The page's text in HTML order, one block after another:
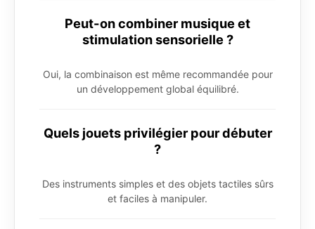
Peut-on combiner musique et
stimulation sensorielle ?
Oui, la combinaison est même recommandée pour
un développement global équilibré.
Quels jouets privilégier pour débuter
?
Des instruments simples et des objets tactiles sûrs
et faciles à manipuler.